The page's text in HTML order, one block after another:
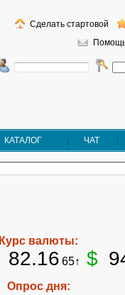
Сделать стартовой
КАТАЛОГ ЧАТ
Курс валюты:
82.16 65↑ $
Опрос дня: